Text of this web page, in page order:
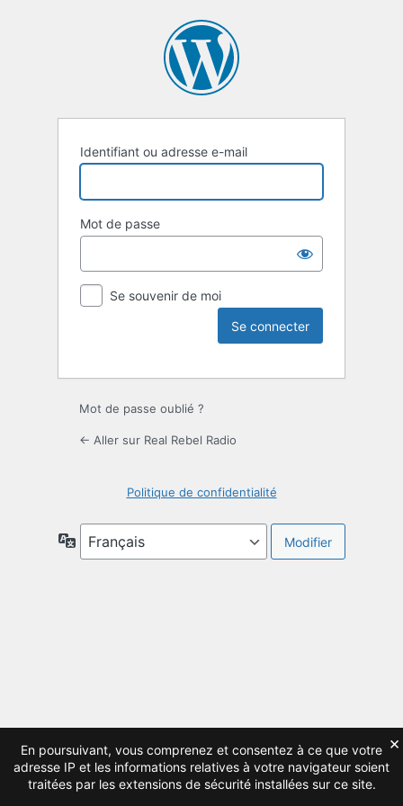
Identifiant ou adresse e-mail
Mot de passe
Se souvenir de moi
Mot de passe oublié ?
← Aller sur Real Rebel Radio
Politique de confidentialité
Langue
En poursuivant, vous comprenez et consentez à ce que votre
adresse IP et les informations relatives à votre navigateur soient
traitées par les extensions de sécurité installées sur ce site.
×